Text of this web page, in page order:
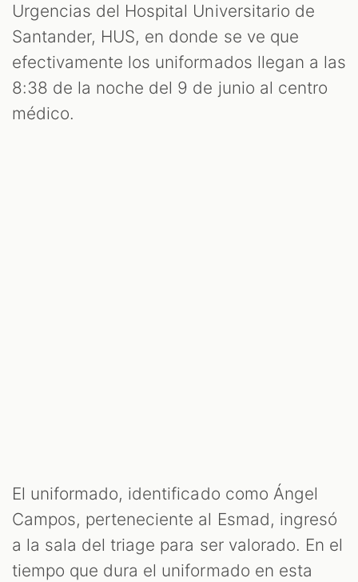
Urgencias del Hospital Universitario de
Santander, HUS, en donde se ve que
efectivamente los uniformados llegan a las
8:38 de la noche del 9 de junio al centro
médico.
El uniformado, identificado como Ángel
Campos, perteneciente al Esmad, ingresó
a la sala del triage para ser valorado. En el
tiempo que dura el uniformado en esta